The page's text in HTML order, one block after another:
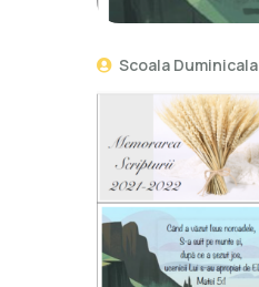
Scoala Duminicala